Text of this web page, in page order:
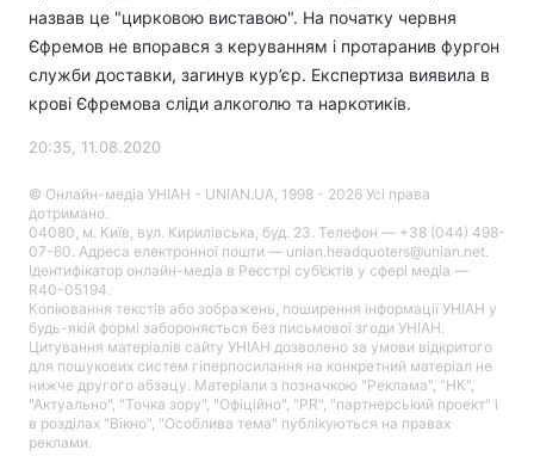
назвав це "цирковою виставою". На початку червня
Єфремов не впорався з керуванням і протаранив фургон
служби доставки, загинув кур’єр. Експертиза виявила в
крові Єфремова сліди алкоголю та наркотиків.
20:35, 11.08.2020
© Онлайн-медіа УНІАН - UNIAN.UA, 1998 - 2026 Усі права
дотримано.
04080, м. Київ, вул. Кирилівська, буд. 23. Телефон — +38 (044) 498-
07-60. Адреса електронної пошти — unian.headquoters@unian.net.
Ідентифікатор онлайн-медіа в Реєстрі суб’єктів у сфері медіа —
R40-05194.
Копіювання текстів або зображень, поширення інформації УНІАН у
будь-якій формі забороняється без письмової згоди УНІАН.
Цитування матеріалів сайту УНІАН дозволено за умови відкритого
для пошукових систем гіперпосилання на конкретний матеріал не
нижче другого абзацу. Матеріали з позначкою "Реклама", "НК",
"Актуально", "Точка зору", "Офіційно", "PR", "партнерський проект" і
в розділах "Вікно", "Особлива тема" публікуються на правах
реклами.